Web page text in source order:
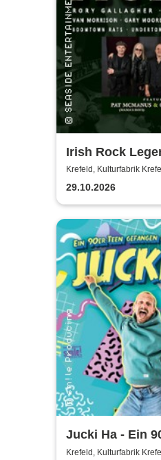
Irish Rock
Krefeld, Kulturfabrik
29.10.2026
Jucki Ha - Ein
gefangen im
Krefeld, Kulturfabrik